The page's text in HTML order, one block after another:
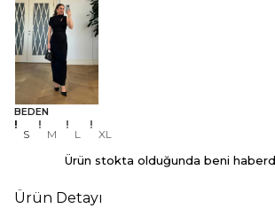
BEDEN
S M L XL
Ürün stokta olduğunda beni
Ürün Detayı